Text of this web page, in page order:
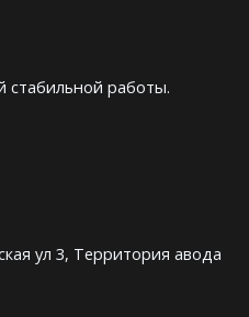
работы.
ул 3, Территория авода